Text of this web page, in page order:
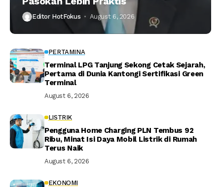
Editor HotFokus August 6, 2026
PERTAMINA
Terminal LPG Tanjung Sekong Cetak Sejarah,
Pertama di Dunia Kantongi Sertifikasi Green
Terminal
August 6, 2026
LISTRIK
Pengguna Home Charging PLN Tembus 92
Ribu, Minat Isi Daya Mobil Listrik di Rumah
Terus Naik
August 6, 2026
EKONOMI